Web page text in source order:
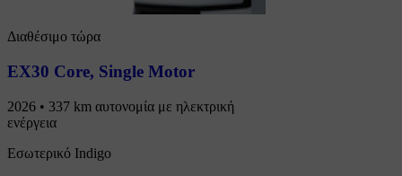
Διαθέσιμο τώρα
EX30 Core, Single Motor
2026 • 337 km αυτονομία με ηλεκτρική
ενέργεια
Εσωτερικό Indigo